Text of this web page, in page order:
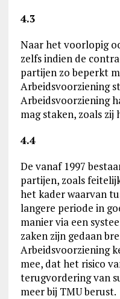
4.3
Naar het voorlopig
zelfs indien de
partijen zo beperkt
Arbeidsvoorziening
Arbeidsvoorziening
mag staken, zoals zij
4.4
De vanaf 1997
partijen, zoals
het kader waarvan
langere periode in
manier via een
zaken zijn gedaan
Arbeidsvoorziening
mee, dat het risico
terugvordering van
meer bij TMU berust.